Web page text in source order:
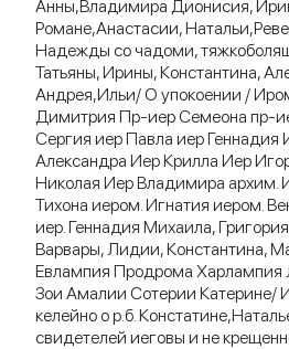
Анны,Владимира Дионисия,
Романе,Анастасии,
Надежды со чадоми,
Татьяны, Ирины, Константина,
Андрея,Ильи/ О упокоении /
Димитрия Пр-иер Семеона пр-
Сергия иер Павла иер
Александра Иер Крилла Иер
Николая Иер Владимира архим.
Тихона иером. Игнатия иером.
иер. Геннадия Михаила,
Варвары, Лидии, Константина,
Евлампия Продрома
Зои Амалии Сотерии Катерине/
келейно о р.б.
свидетелей иеговы и не